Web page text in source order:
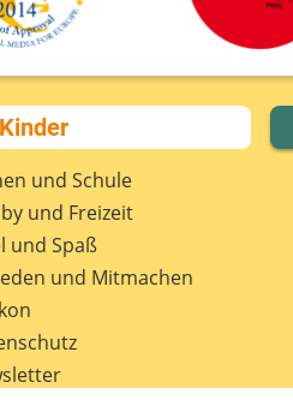
und Schule
und Freizeit
und Spaß
und Mitmachen